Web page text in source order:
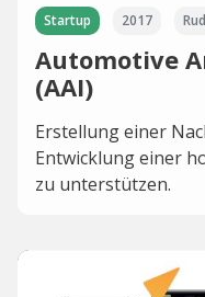
Startup 2017
Automotive
(AAI)
Erstellung einer
Entwicklung einer
zu unterstützen.